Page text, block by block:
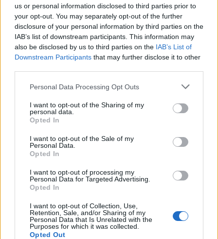
us or personal information disclosed to third parties prior to
your opt-out. You may separately opt-out of the further
disclosure of your personal information by third parties on the
IAB’s list of downstream participants. This information may
also be disclosed by us to third parties on the IAB’s List of
Downstream Participants that may further disclose it to other
Please note that this website/app uses one or more Google
not limited to your visit or usage behaviour. You may click to
grant or deny consent to Google and its third-party tags to
use your data for below specified purposes in below Google
consent section.
Personal Data Processing Opt Outs
I want to opt-out of the Sharing of my
personal data.
Opted In
I want to opt-out of the Sale of my
Personal Data.
Opted In
I want to opt-out of processing my
Personal Data for Targeted Advertising.
Opted In
I want to opt-out of Collection, Use,
Retention, Sale, and/or Sharing of my
Personal Data that Is Unrelated with the
Purposes for which it was collected.
Opted Out
Continue lendo
NÃO CLASSIFICADO